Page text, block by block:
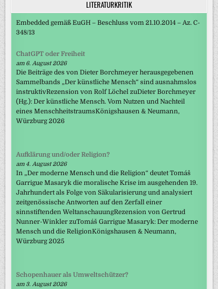
LITERATURKRITIK
Embedded gemäß EuGH – Beschluss vom 21.10.2014 – Az. C-
348/13
ChatGPT oder Freiheit
am 6. August 2026
Die Beiträge des von Dieter Borchmeyer herausgegebenen
Sammelbands „Der künstliche Mensch“ sind ausnahmslos
instruktivRezension von Rolf Löchel zuDieter Borchmeyer
(Hg.): Der künstliche Mensch. Vom Nutzen und Nachteil
eines MenschheitstraumsKönigshausen & Neumann,
Würzburg 2026
Aufklärung und/oder Religion?
am 4. August 2026
In „Der moderne Mensch und die Religion“ deutet Tomáš
Garrigue Masaryk die moralische Krise im ausgehenden 19.
Jahrhundert als Folge von Säkularisierung und analysiert
zeitgenössische Antworten auf den Zerfall einer
sinnstiftenden WeltanschauungRezension von Gertrud
Nunner-Winkler zuTomáš Garrigue Masaryk: Der moderne
Mensch und die ReligionKönigshausen & Neumann,
Würzburg 2025
Schopenhauer als Umweltschützer?
am 3. August 2026